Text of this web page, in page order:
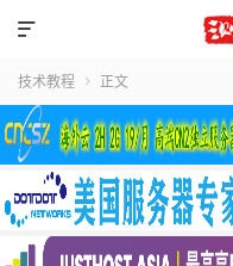

技术教程  正文